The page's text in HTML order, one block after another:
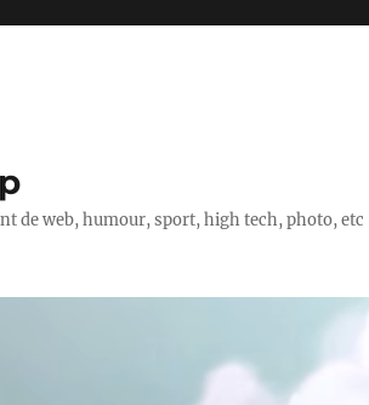
de web, humour, sport, high tech, photo, etc